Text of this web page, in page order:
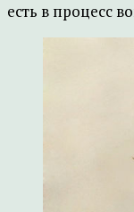
есть в процесс